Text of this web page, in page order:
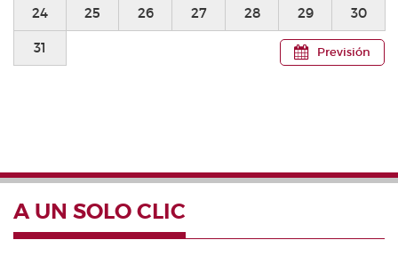
Previsión
24 25 26 27 28 29 30
31
A UN SOLO CLIC